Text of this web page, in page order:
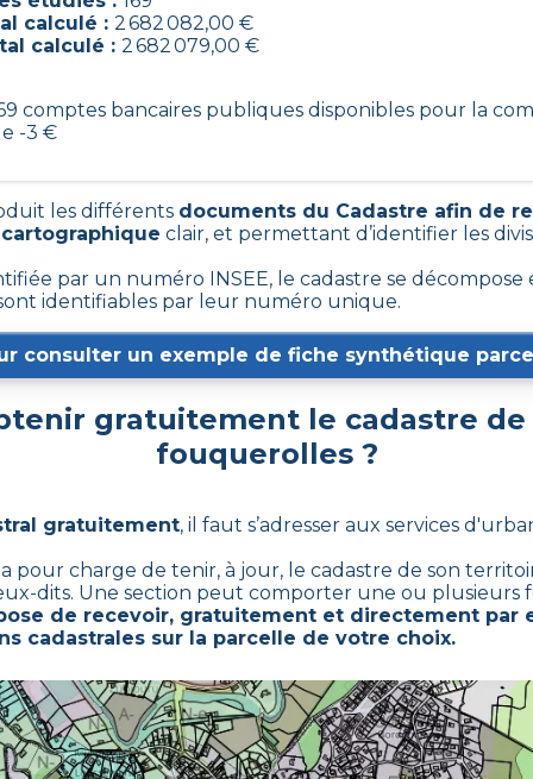
calculé : 2 682 082,00 €
calculé : 2 682 079,00 €
comptes bancaires publiques disponibles pour la
-3 €
les différents documents du Cadastre afin de
clair, et permettant d’identifier les
par un numéro INSEE, le cadastre se décompose
identifiables par leur numéro unique.
consulter un exemple de fiche synthétique
gratuitement le cadastre de
fouquerolles?
gratuitement, il faut s’adresser aux services
pour charge de tenir, à jour, le cadastre de son
dits. Une section peut comporter une ou plusieurs
de recevoir, gratuitement et directement par
cadastrales sur la parcelle de votre choix.